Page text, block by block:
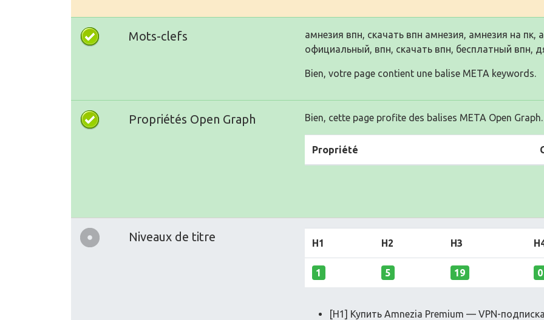
Mots-clefs
амнезия впн, скачать впн амнезия, амнезия на пк,
официальный, впн, скачать впн, бесплатный впн,
Bien, votre page contient une balise META keywords.
Propriétés Open Graph Bien, cette page profite des balises META Open Graph.
Propriété
Niveaux de titre H1 H2 H3
1 5 19 0
[H1] Купить Amnezia Premium — VPN-